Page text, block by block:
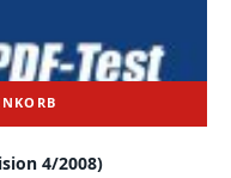
4/2008)